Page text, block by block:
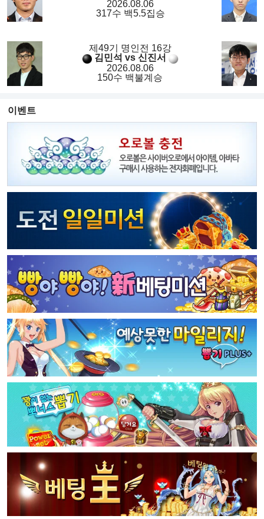
2026.08.06
317수 백5.5집승
제49기 명인전 16강
김민석 vs 신진서
2026.08.06
150수 백불계승
이벤트